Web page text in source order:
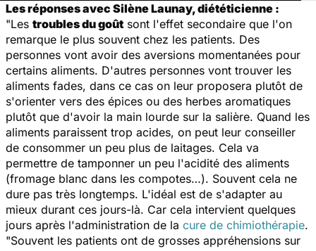
Les réponses avec Silène Launay, diététicienne :
"Les troubles du goût sont l'effet secondaire que l'on
remarque le plus souvent chez les patients. Des
personnes vont avoir des aversions momentanées pour
certains aliments. D'autres personnes vont trouver les
aliments fades, dans ce cas on leur proposera plutôt de
s'orienter vers des épices ou des herbes aromatiques
plutôt que d'avoir la main lourde sur la salière. Quand les
aliments paraissent trop acides, on peut leur conseiller
de consommer un peu plus de laitages. Cela va
permettre de tamponner un peu l'acidité des aliments
(fromage blanc dans les compotes…). Souvent cela ne
dure pas très longtemps. L'idéal est de s'adapter au
mieux durant ces jours-là. Car cela intervient quelques
jours après l'administration de la cure de chimiothérapie.
"Souvent les patients ont de grosses appréhensions sur